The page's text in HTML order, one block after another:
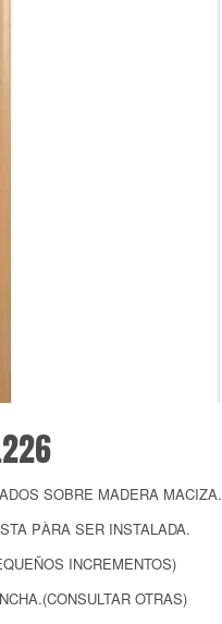
SOBRE MADERA MACIZA.
PÀRA SER INSTALADA.
INCREMENTOS)
OTRAS)